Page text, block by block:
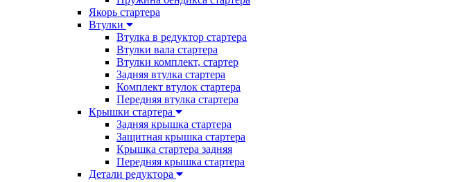
Якорь стартера
Втулки
Втулка в редуктор стартера
Втулки вала стартера
Втулки комплект, стартер
Задняя втулка стартера
Комплект втулок стартера
Передняя втулка стартера
Крышки стартера
Задняя крышка стартера
Защитная крышка стартера
Крышка стартера задняя
Передняя крышка стартера
Детали редуктора